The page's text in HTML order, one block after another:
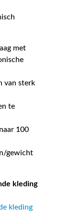
met
van sterk
te
100
gewicht
kleding
kleding